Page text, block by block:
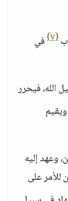
(٧)
في
الله، فيحرر
وعهد إليه
للأمر على